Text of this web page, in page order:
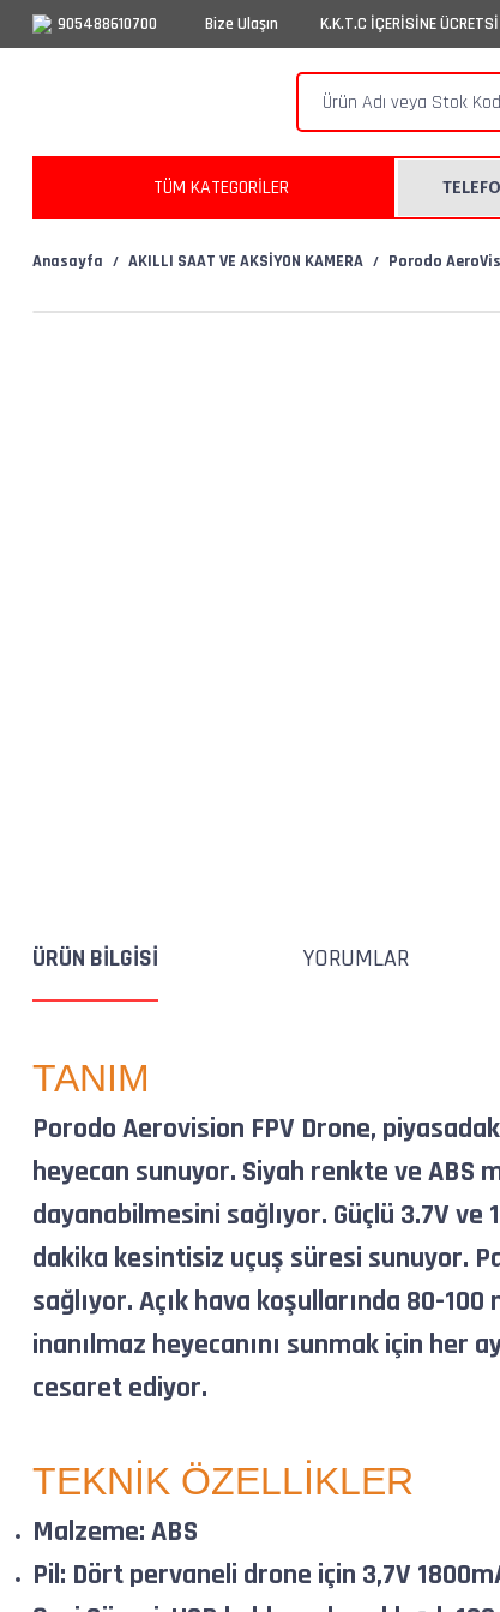
905488610700 Bize Ulaşın K.K.T.C İÇERİSİNE
TÜM KATEGORİLER
Anasayfa AKILLI SAAT VE AKSİYON KAMERA Porodo
ÜRÜN BILGISI YORUMLAR
TANIM
Porodo Aerovision FPV Drone,
heyecan sunuyor. Siyah renkte ve ABS
dayanabilmesini sağlıyor. Güçlü 3.7V
dakika kesintisiz uçuş süresi sunuyor.
sağlıyor. Açık hava koşullarında 80-
inanılmaz heyecanını sunmak için her
cesaret ediyor.
TEKNİK ÖZELLİKLER
Malzeme: ABS
Pil: Dört pervaneli drone için 3,7V